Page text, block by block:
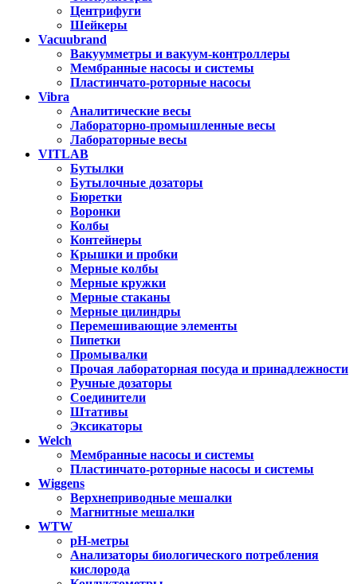
Центрифуги
Шейкеры
Vacuubrand
Вакуумметры и вакуум-контроллеры
Мембранные насосы и системы
Пластинчато-роторные насосы
Vibra
Аналитические весы
Лабораторно-промышленные весы
Лабораторные весы
VITLAB
Бутылки
Бутылочные дозаторы
Бюретки
Воронки
Колбы
Контейнеры
Крышки и пробки
Мерные колбы
Мерные кружки
Мерные стаканы
Мерные цилиндры
Перемешивающие элементы
Пипетки
Промывалки
Прочая лабораторная посуда и принадлежности
Ручные дозаторы
Соединители
Штативы
Эксикаторы
Welch
Мембранные насосы и системы
Пластинчато-роторные насосы и системы
Wiggens
Верхнеприводные мешалки
Магнитные мешалки
WTW
pH-метры
Анализаторы биологического потребления
кислорода